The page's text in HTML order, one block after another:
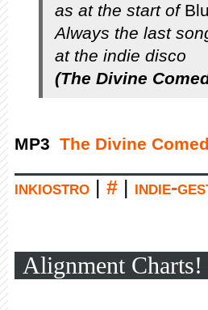
as at the start of
Always the last
at the indie disco
(The Divine
MP3 The Divine
inkiostro # indie-
Alignment Charts!